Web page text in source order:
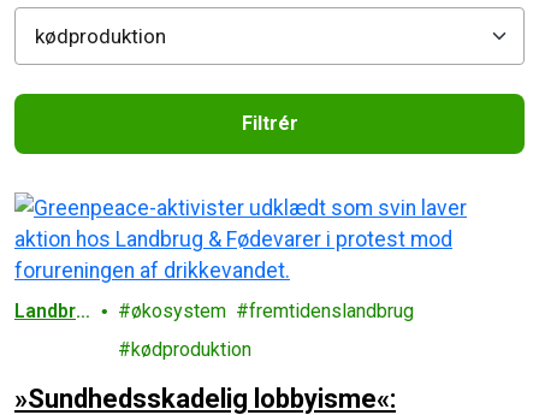
Filtrér
Filtered results
Landbru
økosystem
fremtidenslandbrug
kødproduktion
»Sundhedsskadelig lobbyisme«: